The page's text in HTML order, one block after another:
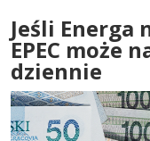
Jeśli
EPEC może
dziennie